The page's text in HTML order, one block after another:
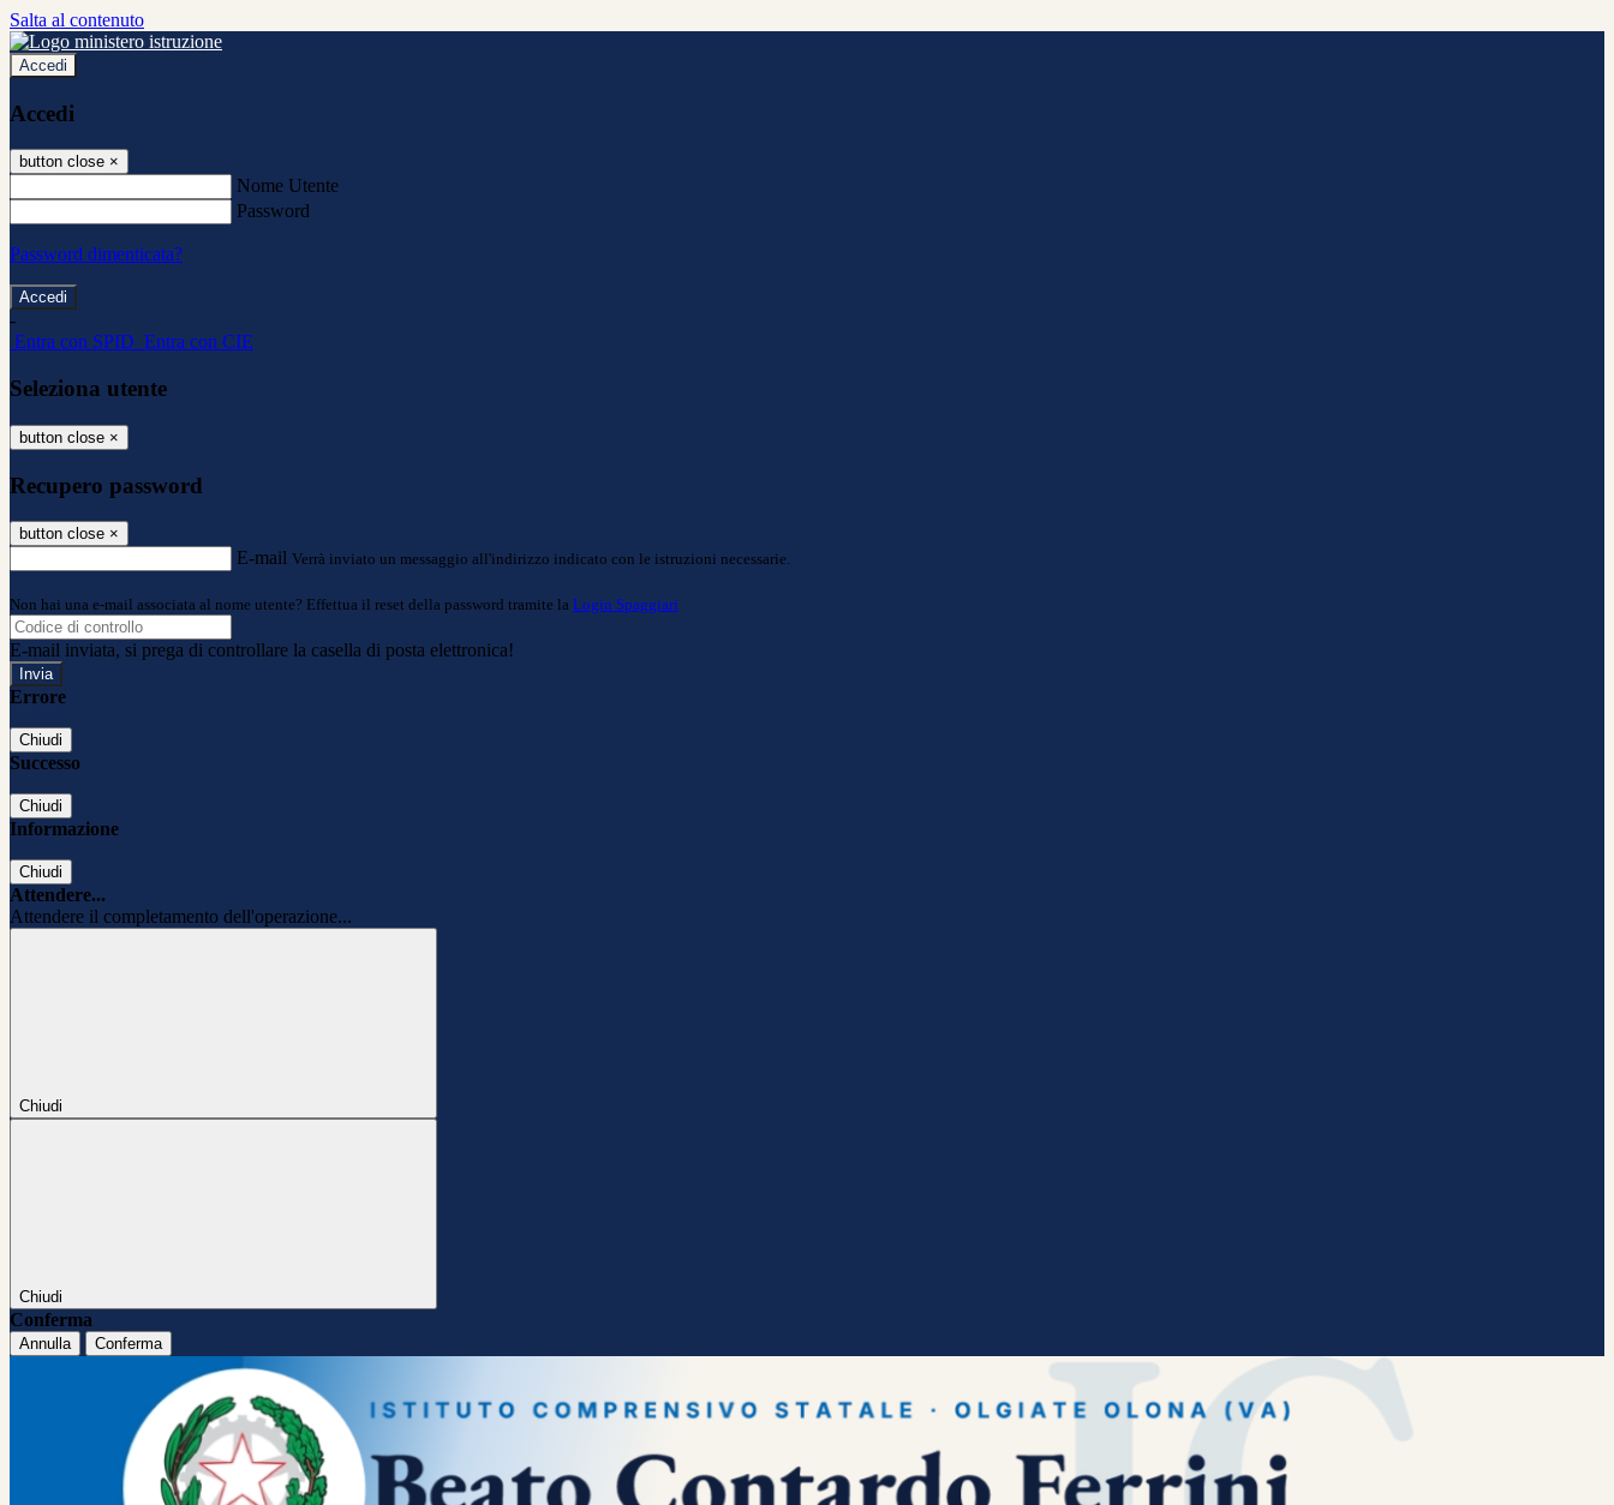
Salta al contenuto
Accedi
Accedi
button close ×
Nome Utente
Password
Password dimenticata?
-
Entra con SPID Entra con CIE
Seleziona utente
button close ×
Recupero password
button close ×
E-mail Verrà inviato un messaggio all'indirizzo indicato con le istruzioni necessarie.
Non hai una e-mail associata al nome utente? Effettua il reset della password tramite la Login Spaggiari
E-mail inviata, si prega di controllare la casella di posta elettronica!
Errore
Chiudi
Successo
Chiudi
Informazione
Chiudi
Attendere...
Attendere il completamento dell'operazione...
Chiudi
Chiudi
Conferma
Annulla Conferma